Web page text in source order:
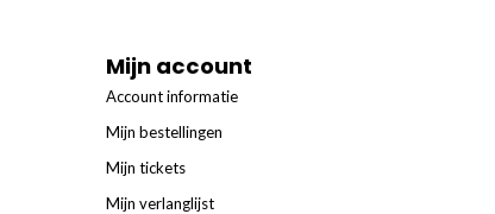
Mijn account
Account informatie
Mijn bestellingen
Mijn tickets
Mijn verlanglijst